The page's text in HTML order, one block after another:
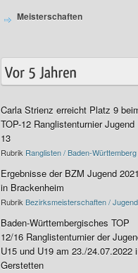
Meisterschaften
Carla Strienz erreicht Platz 9
TOP-12 Ranglistenturnier Jugend
13
Rubrik Ranglisten / Baden-Württemberg
Ergebnisse der BZM Jugend
in Brackenheim
RubrikBezirksmeisterschaften / Jugend
Baden-Württembergisches TOP
12/16 Ranglistenturnier der
U15 und U19 am 23./24.07.2022
Gerstetten